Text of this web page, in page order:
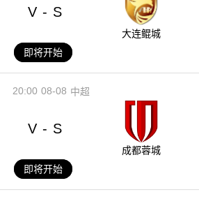
V - S
大连鲲城
即将开始
08-08
20:00 中超
V - S
成都蓉城
即将开始